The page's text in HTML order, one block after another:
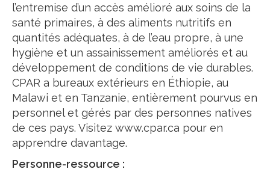
l’entremise d’un accès amélioré aux soins de la
santé primaires, à des aliments nutritifs en
quantités adéquates, à de l’eau propre, à une
hygiène et un assainissement améliorés et au
développement de conditions de vie durables.
CPAR a bureaux extérieurs en Éthiopie, au
Malawi et en Tanzanie, entièrement pourvus en
personnel et gérés par des personnes natives
de ces pays. Visitez www.cpar.ca pour en
apprendre davantage.
Personne-ressource :